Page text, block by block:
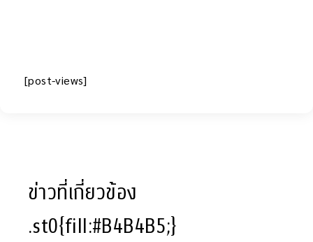
[post-views]
ข่าวที่เกี่ยวข้อง
.st0{fill:#B4B4B5;}